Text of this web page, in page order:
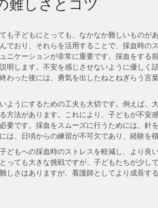
難しさとコツ
も子どもにとっても、なかなか難しいものが
でおり、それらを活用することで、採血時の
ニケーションが非常に重要です。採血をする
明します。不安を感じさせないように優しく
わった後には、勇気を出したねとねぎらう言
ようにするための工夫も大切です。例えば、
方法があります。これにより、子どもが不安
要です。採血をスムーズに行うためには、針
は、日頃からの練習が不可欠であり、経験を
どもへの採血時のストレスを軽減し、より良
っても大きな挑戦ですが、子どもたちが少し
しさはありますが、看護師としてより成長す